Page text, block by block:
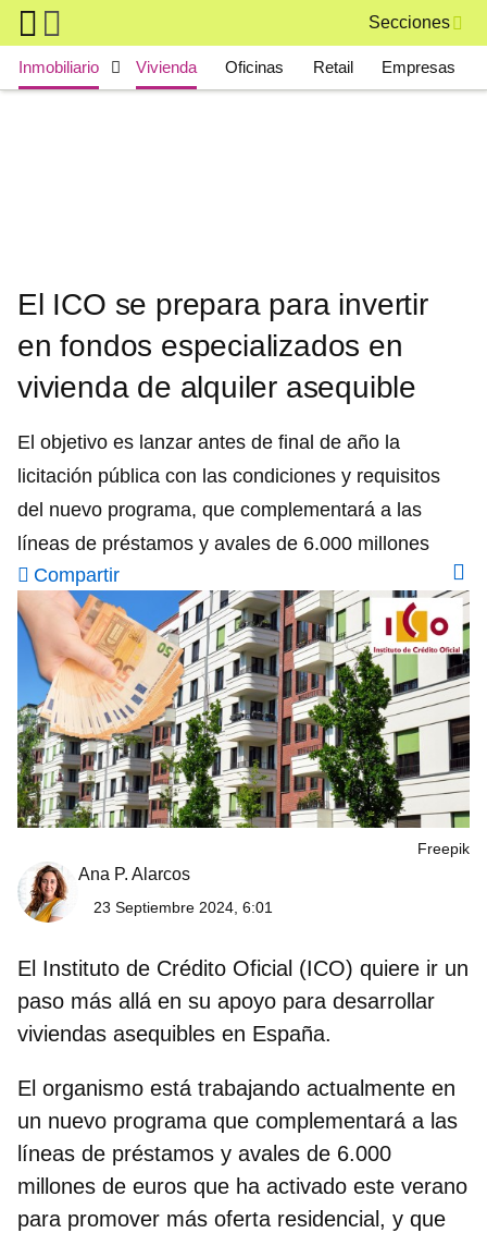
Skip to main content
Secciones
Main navigation
Inmobiliario Vivienda Oficinas Retail Empresas
El ICO se prepara para invertir
en fondos especializados en
vivienda de alquiler asequible
El objetivo es lanzar antes de final de año la
licitación pública con las condiciones y requisitos
del nuevo programa, que complementará a las
líneas de préstamos y avales de 6.000 millones
Compartir
Freepik
Ana P. Alarcos
23 Septiembre 2024, 6:01
El Instituto de Crédito Oficial (ICO) quiere ir un
paso más allá en su apoyo para desarrollar
viviendas asequibles en España.
El organismo está trabajando actualmente en
un nuevo programa que complementará a las
líneas de préstamos y avales de 6.000
millones de euros que ha activado este verano
para promover más oferta residencial, y que